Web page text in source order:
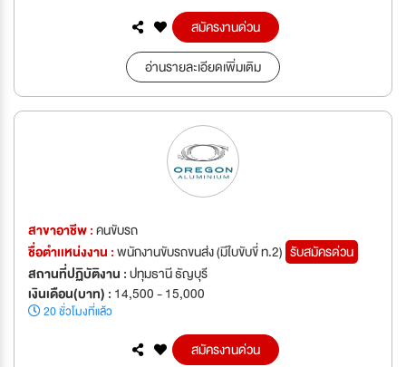
สมัครงานด่วน
อ่านรายละเอียดเพิ่มเติม
สาขาอาชีพ :คนขับรถ
ชื่อตำเเหน่งงาน :พนักงานขับรถขนส่ง (มีใบขับขี่ ท.2) รับสมัครด่วน
สถานที่ปฏิบัติงาน :ปทุมธานี ธัญบุรี
เงินเดือน(บาท) : 14,500 - 15,000
20 ชั่วโมงที่แล้ว
สมัครงานด่วน